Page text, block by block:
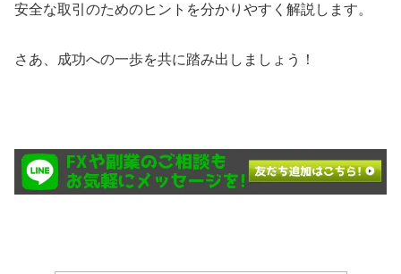
安全な取引のためのヒントを分かりやすく解説します。
さあ、成功への一歩を共に踏み出しましょう！